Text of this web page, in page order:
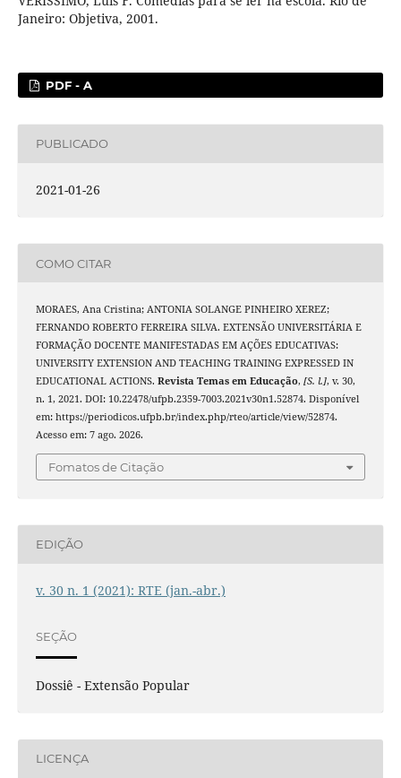
Janeiro: Objetiva, 2001.
PDF - A
PUBLICADO
2021-01-26
COMO CITAR
MORAES, Ana Cristina; ANTONIA SOLANGE PINHEIRO XEREZ;
FERNANDO ROBERTO FERREIRA SILVA. EXTENSÃO UNIVERSITÁRIA E
FORMAÇÃO DOCENTE MANIFESTADAS EM AÇÕES EDUCATIVAS:
UNIVERSITY EXTENSION AND TEACHING TRAINING EXPRESSED IN
EDUCATIONAL ACTIONS. Revista Temas em Educação, [S. l.], v. 30,
n. 1, 2021. DOI: 10.22478/ufpb.2359-7003.2021v30n1.52874. Disponível
em: https://periodicos.ufpb.br/index.php/rteo/article/view/52874.
Acesso em: 7 ago. 2026.
Fomatos de Citação
EDIÇÃO
v. 30 n. 1 (2021): RTE (jan.-abr.)
SEÇÃO
Dossiê - Extensão Popular
LICENÇA